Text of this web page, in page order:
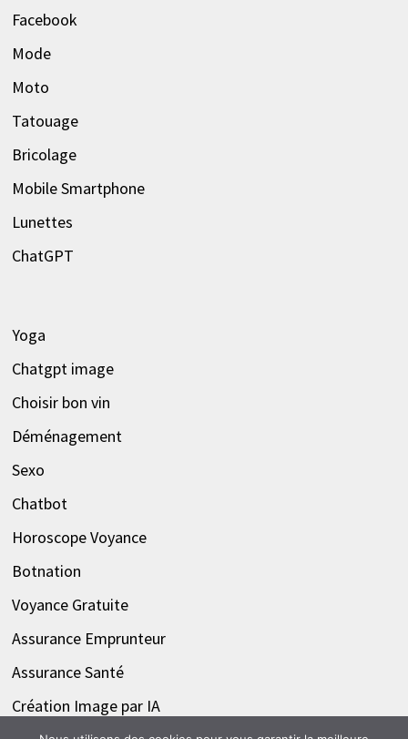
Facebook
Mode
Moto
Tatouage
Bricolage
Mobile Smartphone
Lunettes
ChatGPT
Yoga
Chatgpt image
Choisir bon vin
Déménagement
Sexo
Chatbot
Horoscope Voyance
Botnation
Voyance Gratuite
Assurance Emprunteur
Assurance Santé
Création Image par IA